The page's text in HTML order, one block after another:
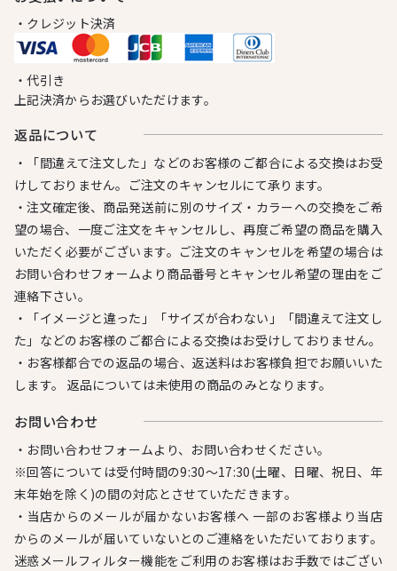
・クレジット決済
・代引き
上記決済からお選びいただけます。
返品について
・「間違えて注文した」などのお客様のご都合による交換はお受
けしておりません。ご注文のキャンセルにて承ります。
・注文確定後、商品発送前に別のサイズ・カラーへの交換をご希
望の場合、一度ご注文をキャンセルし、再度ご希望の商品を購入
いただく必要がございます。ご注文のキャンセルを希望の場合は
お問い合わせフォームより商品番号とキャンセル希望の理由をご
連絡下さい。
・「イメージと違った」「サイズが合わない」「間違えて注文し
た」などのお客様のご都合による交換はお受けしておりません。
・お客様都合での返品の場合、返送料はお客様負担でお願いいた
します。 返品については未使用の商品のみとなります。
お問い合わせ
・お問い合わせフォームより、お問い合わせください。
※回答については受付時間の9:30～17:30(土曜、日曜、祝日、年
末年始を除く)の間の対応とさせていただきます。
・当店からのメールが届かないお客様へ 一部のお客様より当店
からのメールが届いていないとのご連絡をいただいております。
迷惑メールフィルター機能をご利用のお客様はお手数ではござい